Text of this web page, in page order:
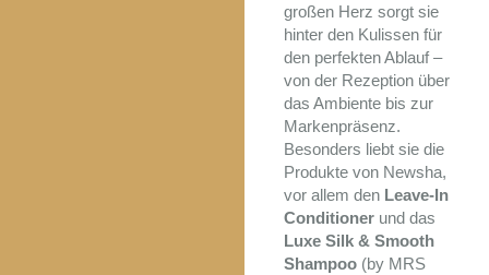
großen Herz sorgt sie
hinter den Kulissen für
den perfekten Ablauf –
von der Rezeption über
das Ambiente bis zur
Markenpräsenz.
Besonders liebt sie die
Produkte von Newsha,
vor allem den Leave-In
Conditionerund das
Luxe Silk & Smooth
Shampoo (by MRS